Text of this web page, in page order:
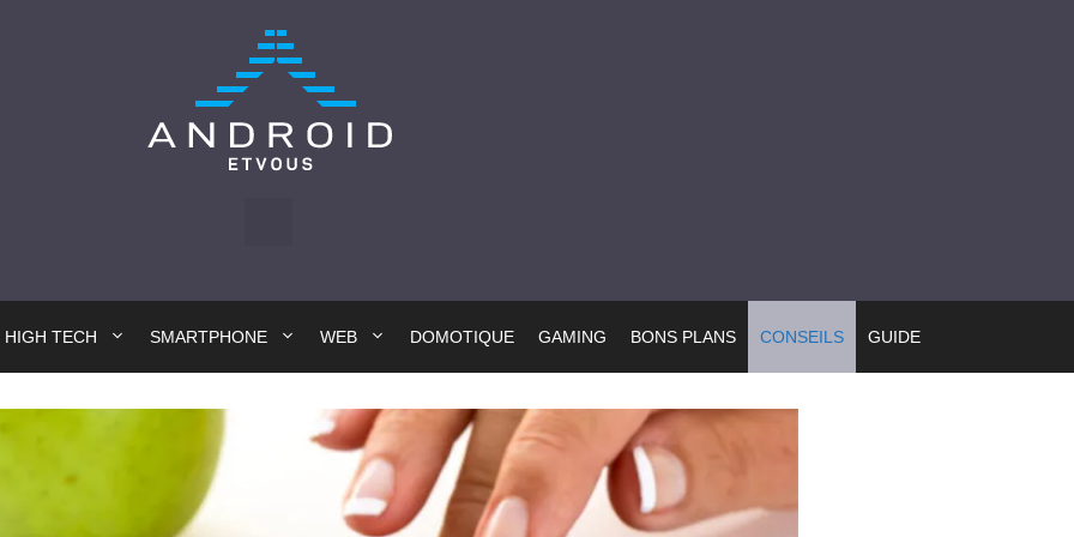
HIGH TECH SMARTPHONE WEB DOMOTIQUE GAMING BONS PLANS CONSEILS GUIDE